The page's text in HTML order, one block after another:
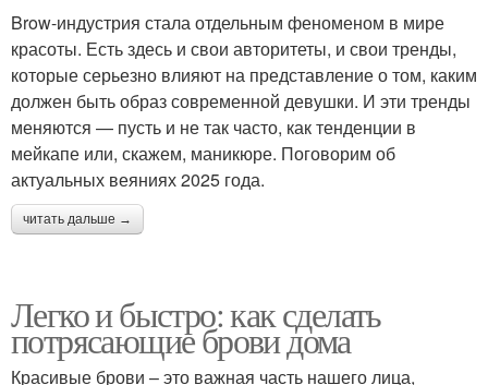
Brow-индустрия стала отдельным феноменом в мире
красоты. Есть здесь и свои авторитеты, и свои тренды,
которые серьезно влияют на представление о том, каким
должен быть образ современной девушки. И эти тренды
меняются — пусть и не так часто, как тенденции в
мейкапе или, скажем, маникюре. Поговорим об
актуальных веяниях 2025 года.
читать дальше →
Легко и быстро: как сделать
потрясающие брови дома
Красивые брови – это важная часть нашего лица,